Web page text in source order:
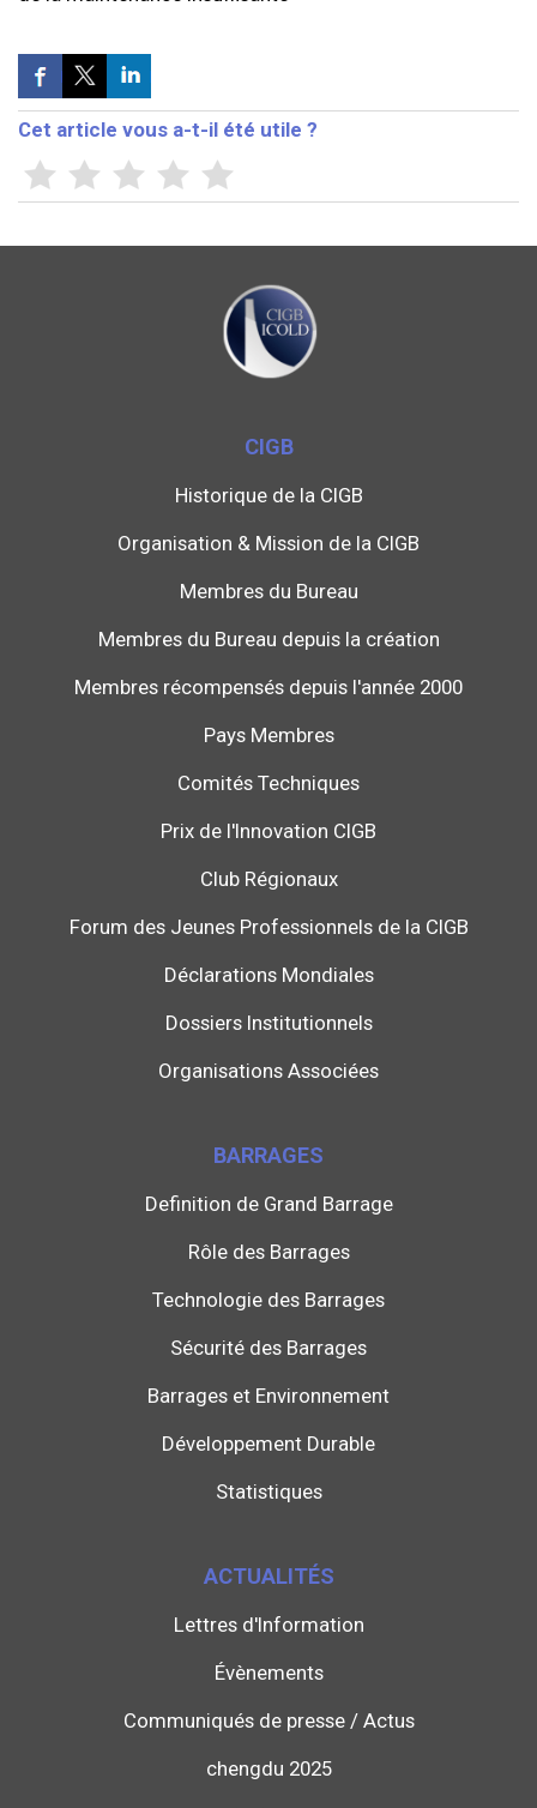
Cet article vous a-t-il été utile ?
CIGB
Historique de la CIGB
Organisation & Mission de la CIGB
Membres du Bureau
Membres du Bureau depuis la création
Membres récompensés depuis l'année 2000
Pays Membres
Comités Techniques
Prix de l'Innovation CIGB
Club Régionaux
Forum des Jeunes Professionnels de la CIGB
Déclarations Mondiales
Dossiers Institutionnels
Organisations Associées
BARRAGES
Definition de Grand Barrage
Rôle des Barrages
Technologie des Barrages
Sécurité des Barrages
Barrages et Environnement
Développement Durable
Statistiques
ACTUALITÉS
Lettres d'Information
Évènements
Communiqués de presse / Actus
chengdu 2025